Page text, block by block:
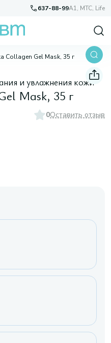
637-88-99A1, МТС, Life
Collagen Gel Mask, 35 г
и увлажнения кожи
Mask, 35 г
0Оставить отзыв